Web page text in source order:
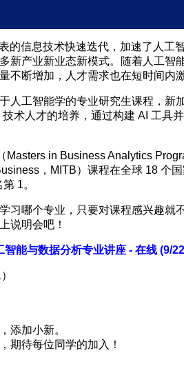
的信息技术快速迭代，加速了人工
新产业新业态新模式。随着人工智
不断增加，人才需求也在短时间内激
人工智能学的专业研究生课程，新
技术人才的培养，通过构建 AI 工具
Masters in Business Analytics
，MITB）课程在全球 18 个
1。
习哪个专业，只要对课程感兴趣就
说明会吧！
能与数据分析专业讲座 - 在线 (9/
添加小新。
待每位同学的加入！